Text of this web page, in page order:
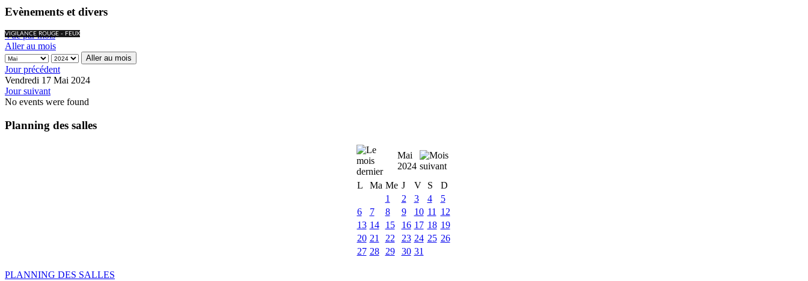
Evènements et divers
VIGILANCE ROUGE - FEUX
Vue par mois
Aller au mois
Aller au mois
Jour précédent
Vendredi 17 Mai 2024
Jour suivant
No events were found
Planning des salles
Mai
2024
L
Ma Me J V S
D
1
2 3 4
5
6
7 8 9 10 11
12
13 14 15 16 17 18 19
20 21 22 23 24 25 26
27 28 29 30 31
PLANNING DES SALLES